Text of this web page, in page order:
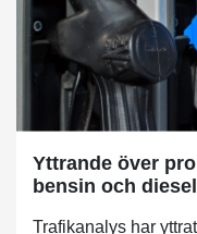
Yttrande över
bensin och
Trafikanalys har